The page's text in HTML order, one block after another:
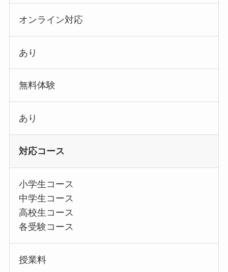
オンライン対応
あり
無料体験
あり
対応コース
小学生コース
中学生コース
高校生コース
各受験コース
授業料